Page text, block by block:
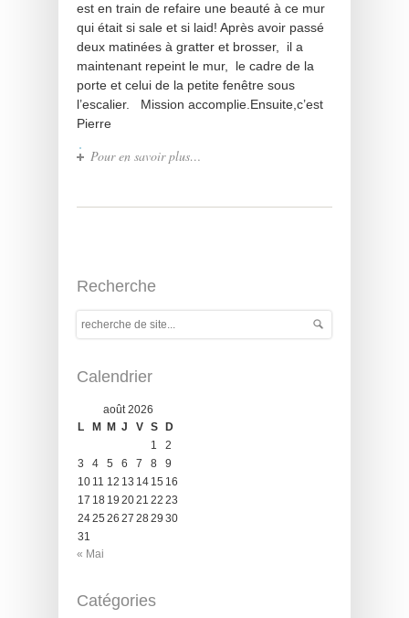
est en train de refaire une beauté à ce mur
qui était si sale et si laid! Après avoir passé
deux matinées à gratter et brosser, il a
maintenant repeint le mur, le cadre de la
porte et celui de la petite fenêtre sous
l’escalier. Mission accomplie.Ensuite,c’est
Pierre
Pour en savoir plus…
Recherche
Calendrier
août 2026
L
M M J V S
D
1
2
3
4 5 6 7 8
9
10 11 12 13 14 15 16
17 18 19 2021 22 23
2425 26 27 2829 30
31
« Mai
Catégories